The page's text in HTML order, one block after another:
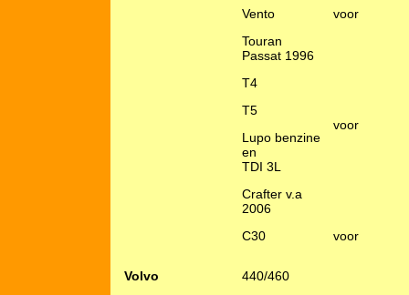
Vento
voor
Touran
Passat 1996
T4
T5
Lupo benzine
en
TDI 3L
voor
Crafter v.a
2006
C30
voor
Volvo
440/460